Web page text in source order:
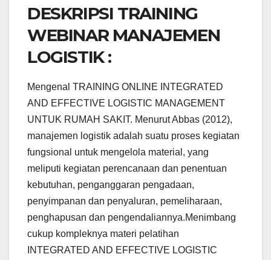
DESKRIPSI TRAINING
WEBINAR MANAJEMEN
LOGISTIK :
Mengenal TRAINING ONLINE INTEGRATED
AND EFFECTIVE LOGISTIC MANAGEMENT
UNTUK RUMAH SAKIT. Menurut Abbas (2012),
manajemen logistik adalah suatu proses kegiatan
fungsional untuk mengelola material, yang
meliputi kegiatan perencanaan dan penentuan
kebutuhan, penganggaran pengadaan,
penyimpanan dan penyaluran, pemeliharaan,
penghapusan dan pengendaliannya.Menimbang
cukup kompleknya materi pelatihan
INTEGRATED AND EFFECTIVE LOGISTIC